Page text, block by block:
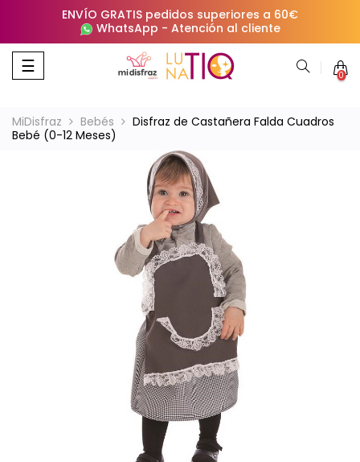
ENVÍO GRATIS pedidos superiores a 60€
WhatsApp - Atención al cliente
Navegación
de
☰ 0
MiDisfraz Bebés
Disfraz de Castañera Falda Cuadros
Bebé (0-12 Meses)